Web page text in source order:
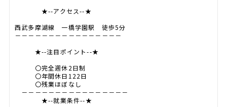
★--アクセス--★
西武多摩湖線 一橋学園駅 徒歩5分
－－－－－－－－－－－－－－－－
★--注目ポイント--★
〇完全週休2日制
〇年間休日122日
〇残業ほぼなし
－－－－－－－－－－－－－－－－
★--就業条件--★